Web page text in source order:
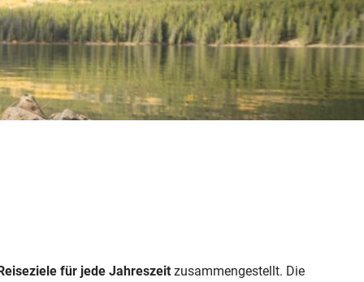
© Shutterstock
Weitere Reisearten
© Shutterstock-06pho...
Weitere Leistungen
Insidertipps
News
Häufig gestellte Fragen
für jede Jahreszeit zusammengestellt. Die